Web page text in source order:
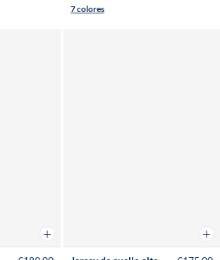
7 colores
Añadir a la cesta